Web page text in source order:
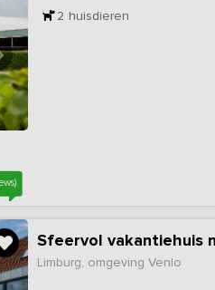
2 huisdieren
Sfeervol vakantiehuis
Limburg, omgeving Venlo